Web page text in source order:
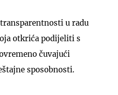
u radu
otkrića podijeliti s
čuvajući
sposobnosti.